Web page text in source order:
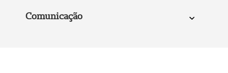
Comunicação